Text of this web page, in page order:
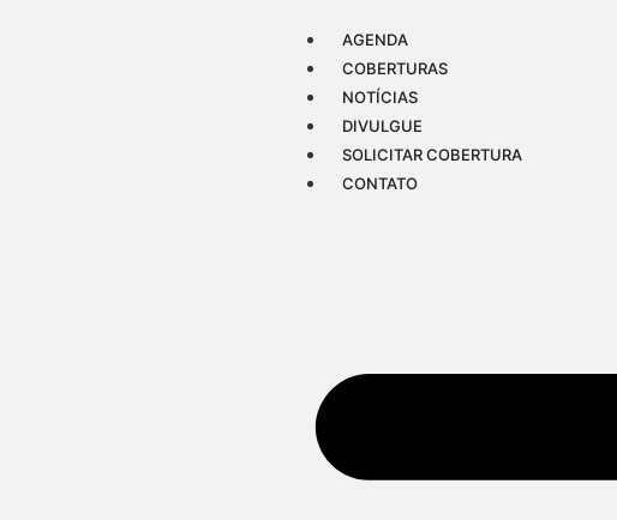
AGENDA
COBERTURAS
NOTÍCIAS
DIVULGUE
SOLICITAR COBERTURA
CONTATO